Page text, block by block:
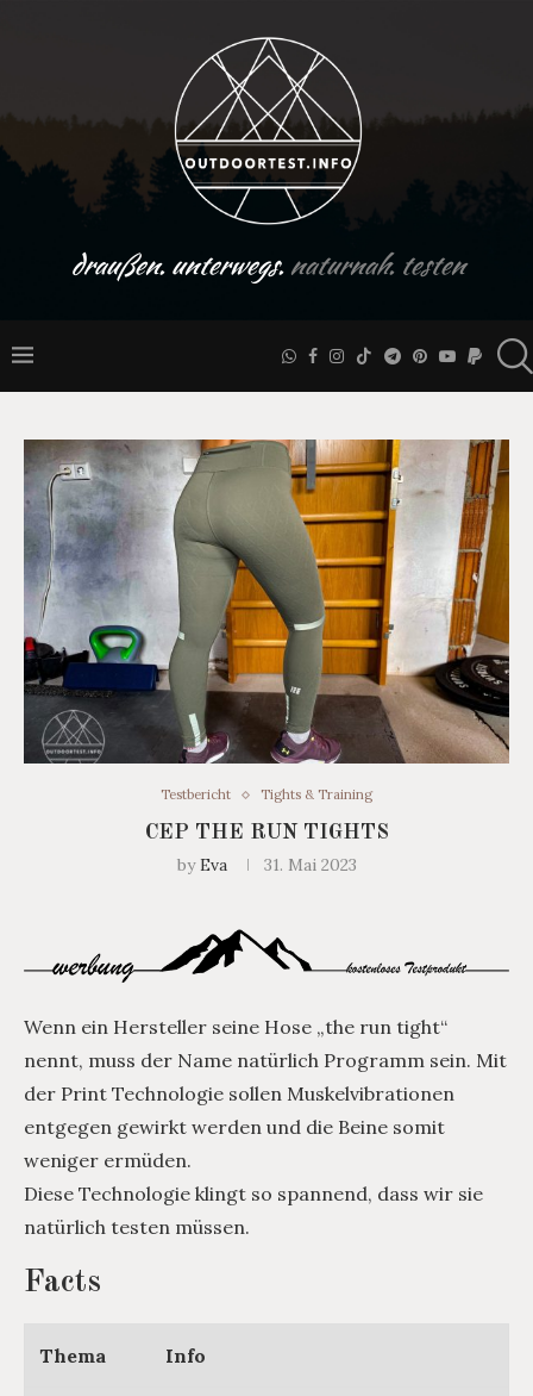
draußen. unterwegs.naturnah. testen
Testbericht Tights & Training
CEP THE RUN TIGHTS
byEva 31. Mai 2023
Wenn ein Hersteller seine Hose „the run tight“
nennt, muss der Name natürlich Programm sein. Mit
der Print Technologie sollen Muskelvibrationen
entgegen gewirkt werden und die Beine somit
weniger ermüden.
Diese Technologie klingt so spannend, dass wir sie
natürlich testen müssen.
Facts
Thema Info